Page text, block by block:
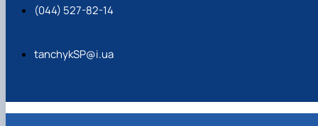
(044) 527-82-14
tanchykSP@i.ua